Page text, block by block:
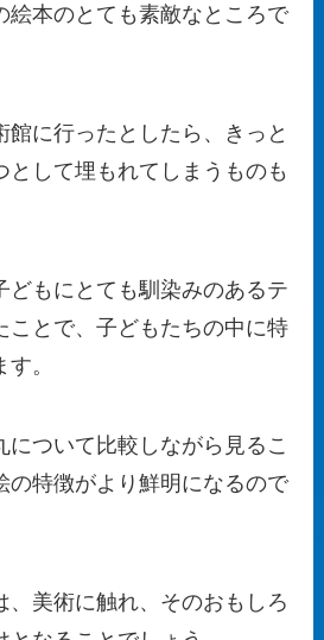
絵本のとても素敵なところで
館に行ったとしたら、きっと
として埋もれてしまうものも
どもにとても馴染みのあるテ
ことで、子どもたちの中に特
。
について比較しながら見るこ
の特徴がより鮮明になるので
、美術に触れ、そのおもしろ